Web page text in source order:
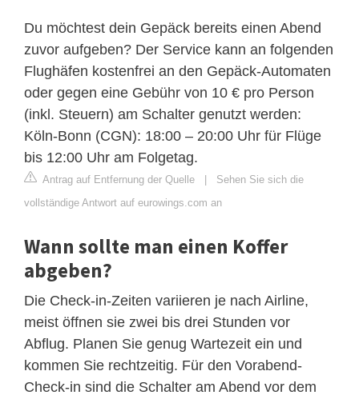
Du möchtest dein Gepäck bereits einen Abend
zuvor aufgeben? Der Service kann an folgenden
Flughäfen kostenfrei an den Gepäck-Automaten
oder gegen eine Gebühr von 10 € pro Person
(inkl. Steuern) am Schalter genutzt werden:
Köln-Bonn (CGN): 18:00 – 20:00 Uhr für Flüge
bis 12:00 Uhr am Folgetag.
Antrag auf Entfernung der Quelle | Sehen Sie sich die
vollständige Antwort auf eurowings.com an
Wann sollte man einen Koffer
abgeben?
Die Check-in-Zeiten variieren je nach Airline,
meist öffnen sie zwei bis drei Stunden vor
Abflug. Planen Sie genug Wartezeit ein und
kommen Sie rechtzeitig. Für den Vorabend-
Check-in sind die Schalter am Abend vor dem